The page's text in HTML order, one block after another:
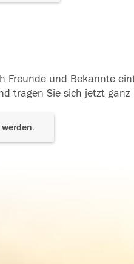
Freunde und Bekannte
tragen Sie sich jetzt ganz